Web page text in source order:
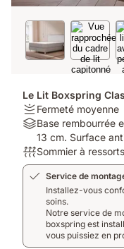
Le Lit Boxspring
Firmness:
Fermeté
moyenne
Fermeté moyenne
Material:
Base
rembourrée
en
bois
ressorts
Base rembourrée
13 cm. Surface
Housse lavable. 8
Respirabilité:
Sommier
ressorts
Bonell
Sommier à
Service de
Installez-vous
soins.
Notre service de
boxspring est
vous puissiez en